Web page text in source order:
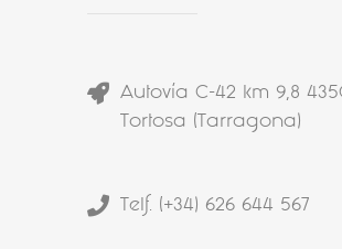
Autovía C-42 km 9,8
Tortosa (Tarragona)
Telf. (+34) 626 644 567